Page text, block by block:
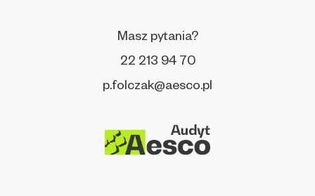
Masz pytania?
22 213 94 70
p.folczak@aesco.pl